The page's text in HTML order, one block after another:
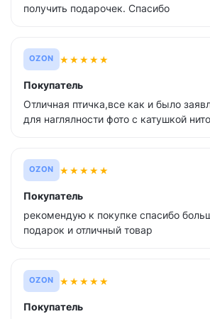
получить подарочек. Спасибо
OZON ★★★★★
Покупатель
Отличная птичка,все как и было
для наглялности фото с катушкой
OZON ★★★★★
Покупатель
рекомендую к покупке спасибо
подарок и отличный товар
OZON ★★★★★
Покупатель